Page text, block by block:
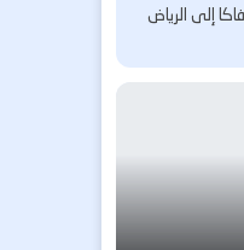
إلى الرياض